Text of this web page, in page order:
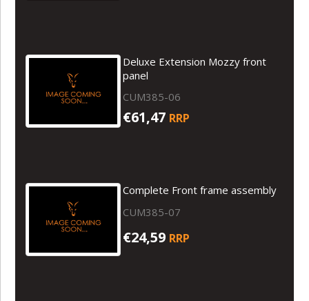
Deluxe Extension Mozzy front
panel
CUM385-06
€61,47 RRP
Complete Front frame assembly
CUM385-07
€24,59 RRP